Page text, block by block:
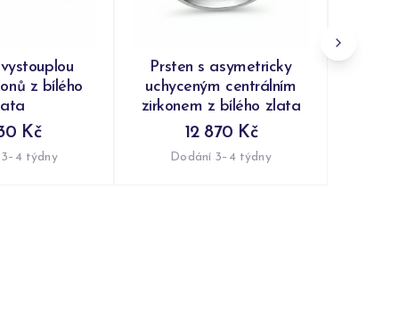
z bílého
Kč
týdny
Prsten s asymetricky
uchyceným centrálním
zirkonem z bílého zlata
12 870 Kč
Dodání 3–4 týdny